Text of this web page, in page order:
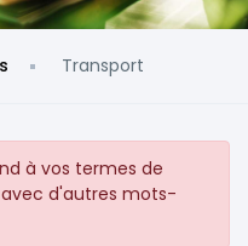
Transport
à vos termes de
avec d'autres mots-